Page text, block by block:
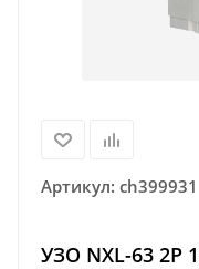
Артикул: ch399931
УЗО NXL-63 2P